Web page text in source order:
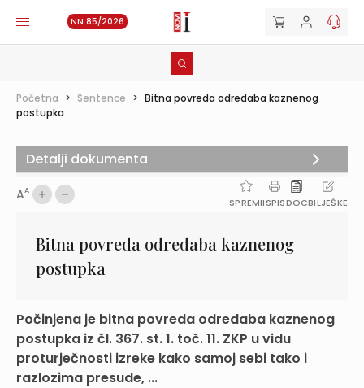
NN 85/2026
Početna > Sentence > Bitna povreda odredaba kaznenog
postupka
AA
SPREMIISPISDOCBILJEŠKE
Bitna povreda odredaba kaznenog
postupka
Počinjena je bitna povreda odredaba kaznenog
postupka iz čl. 367. st. 1. toč. 11. ZKP u vidu
proturječnosti izreke kako samoj sebi tako i
razlozima presude, ...
Detalji dokumenta